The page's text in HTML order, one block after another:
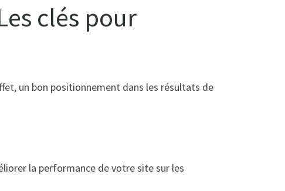
clés pour
un bon positionnement dans les résultats de
la performance de votre site sur les